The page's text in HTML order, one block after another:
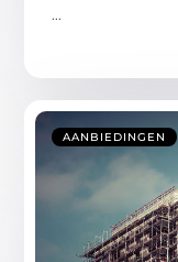
...
AANBIEDINGEN